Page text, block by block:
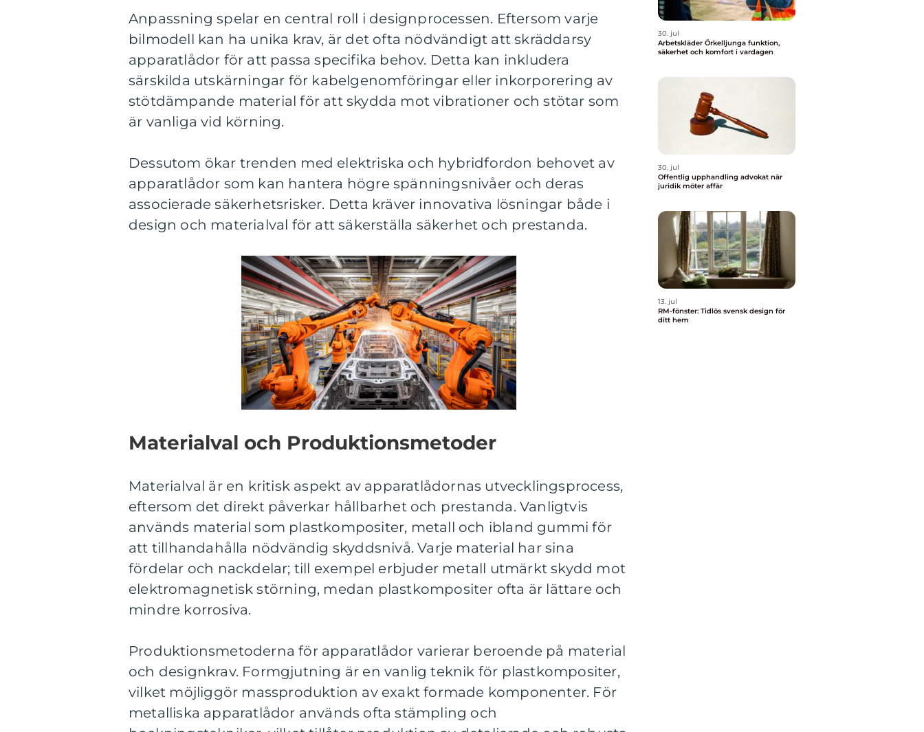
Anpassning spelar en central roll i designprocessen. Eftersom varje
bilmodell kan ha unika krav, är det ofta nödvändigt att skräddarsy
apparatlådor för att passa specifika behov. Detta kan inkludera
särskilda utskärningar för kabelgenomföringar eller inkorporering av
stötdämpande material för att skydda mot vibrationer och stötar som
är vanliga vid körning.
Dessutom ökar trenden med elektriska och hybridfordon behovet av
apparatlådor som kan hantera högre spänningsnivåer och deras
associerade säkerhetsrisker. Detta kräver innovativa lösningar både i
design och materialval för att säkerställa säkerhet och prestanda.
Materialval och Produktionsmetoder
Materialval är en kritisk aspekt av apparatlådornas utvecklingsprocess,
eftersom det direkt påverkar hållbarhet och prestanda. Vanligtvis
används material som plastkompositer, metall och ibland gummi för
att tillhandahålla nödvändig skyddsnivå. Varje material har sina
fördelar och nackdelar; till exempel erbjuder metall utmärkt skydd mot
elektromagnetisk störning, medan plastkompositer ofta är lättare och
mindre korrosiva.
Produktionsmetoderna för apparatlådor varierar beroende på material
och designkrav. Formgjutning är en vanlig teknik för plastkompositer,
vilket möjliggör massproduktion av exakt formade komponenter. För
metalliska apparatlådor används ofta stämpling och
30. jul
Arbetskläder Örkelljunga funktion,
säkerhet och komfort i vardagen
30. jul
Offentlig upphandling advokat när
juridik möter affär
13. jul
RM-fönster: Tidlös svensk design för
ditt hem